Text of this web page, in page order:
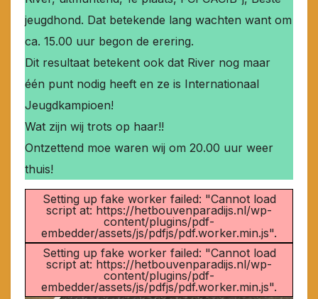
jeugdhond. Dat betekende lang wachten want om
ca. 15.00 uur begon de erering.
Dit resultaat betekent ook dat River nog maar
één punt nodig heeft en ze is Internationaal
Jeugdkampioen!
Wat zijn wij trots op haar!!
Ontzettend moe waren wij om 20.00 uur weer
thuis!
Setting up fake worker failed: "Cannot load
script at: https://hetbouvenparadijs.nl/wp-
content/plugins/pdf-
embedder/assets/js/pdfjs/pdf.worker.min.js".
Setting up fake worker failed: "Cannot load
script at: https://hetbouvenparadijs.nl/wp-
content/plugins/pdf-
embedder/assets/js/pdfjs/pdf.worker.min.js".